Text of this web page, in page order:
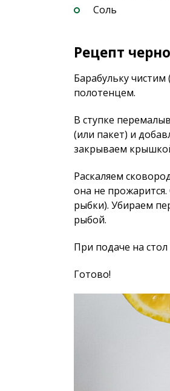
Соль
Рецепт
Барабульку
полотенцем.
В ступке
(или пакет) и
закрываем
Раскаляем
она не
рыбки). Убираем
рыбой.
При подаче на
Готово!